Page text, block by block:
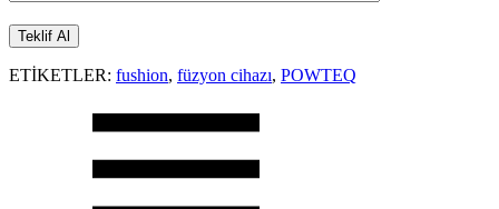
ETİKETLER: fushion, füzyon cihazı, POWTEQ